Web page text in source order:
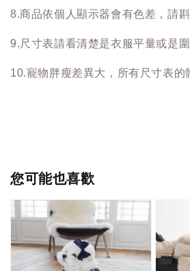
8.商品依個人顯示器會有色差，請
9.尺寸表請看清楚是衣服平量或是
10.寵物胖瘦差異大，所有尺寸表的
您可能也喜歡